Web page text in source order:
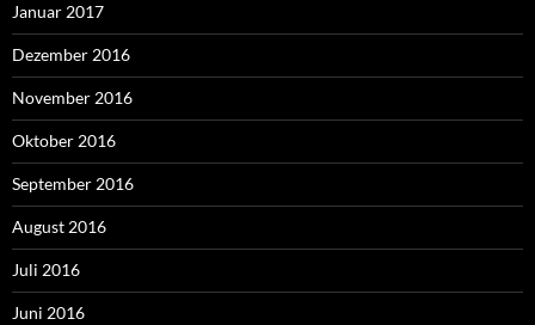
Januar 2017
Dezember 2016
November 2016
Oktober 2016
September 2016
August 2016
Juli 2016
Juni 2016